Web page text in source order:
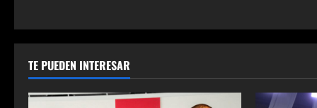
n
t
r
TE PUEDEN INTERESAR